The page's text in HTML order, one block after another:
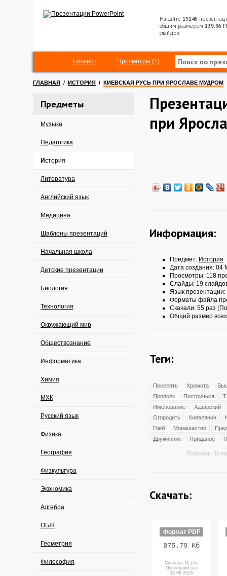
На сайте 19146
общим размером 139.96
слайдов
Блокнот Просмотры (1)
ГЛАВНАЯ / ИСТОРИЯ / КИЕВСКАЯ РУСЬ ПРИ ЯРОСЛАВЕ МУДРОМ
Предметы
Музыка
Педагогика
История
Литература
Английский язык
Медицина
Шаблоны презентаций
Начальная школа
Детские презентации
Биология
Технология
Окружающий мир
Обществознание
Информатика
Химия
МХК
Русский язык
Физика
География
Физкультура
Экономика
Алгебра
ОБЖ
Геометрия
Философия
при
Информация:
Предмет: История
Дата создания: 04
Просмотры: 118
Слайды: 19
Язык презентации:
Форматы файла
Скачали: 55 раз
Общий размер
Теги:
Поселять Хромота
Ярополк
Постричься
Именование
Хазарский
Огородить
Киевлянин
Глеб
Монашество
Дружинник
Приданое
Показаны 30
Скачать:
Формат PDF
875.79 Кб
Скачана 16 раз
Последний раз
08.08.2026